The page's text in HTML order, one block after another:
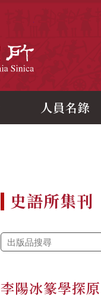
人員名錄
史語所集刊
李陽冰篆學探原